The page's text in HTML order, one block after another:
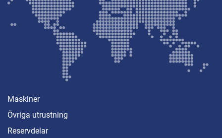
Maskiner
Övriga utrustning
Reservdelar